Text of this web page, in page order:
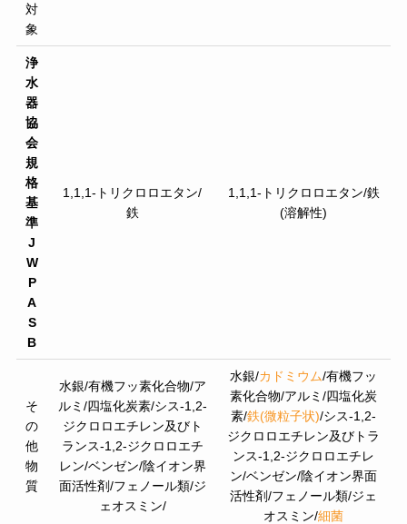
対
象
浄
水
器
協
会
規
格
基
準
J
W
P
A
S
B
1,1,1-トリクロロエタン/
鉄
1,1,1-トリクロロエタン/鉄
(溶解性)
そ
の
他
物
質
水銀/有機フッ素化合物/ア
ルミ/四塩化炭素/シス-1,2-
ジクロロエチレン及びト
ランス-1,2-ジクロロエチ
レン/ベンゼン/陰イオン界
面活性剤/フェノール類/ジ
ェオスミン/
水銀/カドミウム/有機フッ
素化合物/アルミ/四塩化炭
素/鉄(微粒子状)/シス-1,2-
ジクロロエチレン及びトラ
ンス-1,2-ジクロロエチレ
ン/ベンゼン/陰イオン界面
活性剤/フェノール類/ジェ
オスミン/細菌